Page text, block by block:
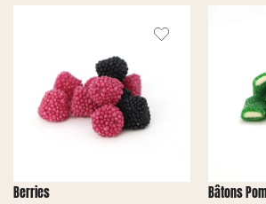
Berries Bâtons